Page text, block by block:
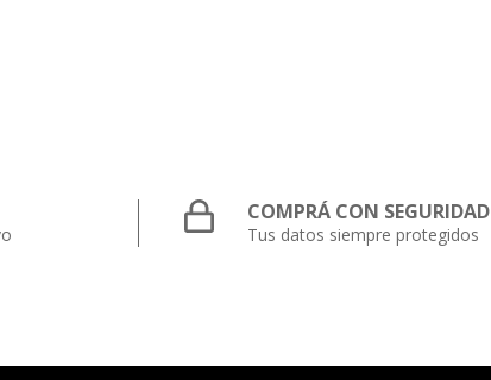
COMPRÁ CON SEGURIDAD
Tus datos siempre protegidos